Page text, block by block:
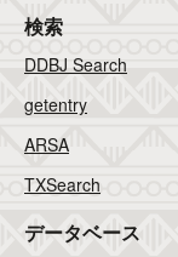
問合せ
検索
DDBJ Search
getentry
ARSA
TXSearch
データベース